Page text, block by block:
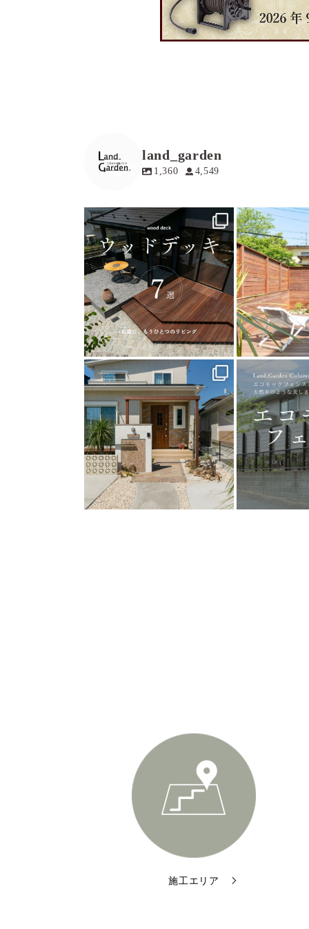
land_garden
1,360 4,549
land_garden
7
land_garden
24 0
施工エリア